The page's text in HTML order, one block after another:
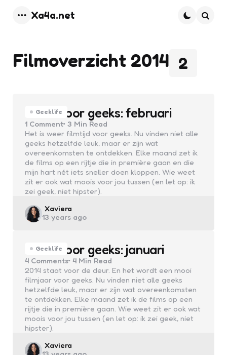
Xa4a.net
2
Filmoverzicht 2014
Geeklife
Films voor geeks: februari
1 Comment 3 Min Read
Het is weer filmtijd voor geeks. Nu vinden niet alle
geeks hetzelfde leuk, maar er zijn wat
overeenkomsten te ontdekken. Elke maand zet ik
de films op een rijtje die in première gaan en die
mijn hart nét iets sneller doen kloppen. Wie weet
zit er ook wat moois voor jou tussen (en let op: ik
zei geek, niet hipster).
Posted
by
Xaviera
13 years ago
Geeklife
Films voor geeks: januari
4 Comments 4 Min Read
2014 staat voor de deur. En het wordt een mooi
filmjaar voor geeks. Nu vinden niet alle geeks
hetzelfde leuk, maar er zijn wat overeenkomsten
te ontdekken. Elke maand zet ik de films op een
rijtje die in première gaan. Wie weet zit er ook wat
moois voor jou tussen (en let op: ik zei geek, niet
hipster).
Posted
Xaviera